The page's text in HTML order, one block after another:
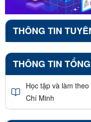
THÔNG TIN
THÔNG TIN
Học tập và làm
Chí Minh